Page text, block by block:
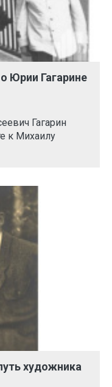
Юрии Гагарине
Гагарин
к Михаилу
художника